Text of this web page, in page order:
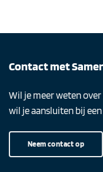
Contact met
Wil je meer weten
wil je aansluiten bij
Neem contact op